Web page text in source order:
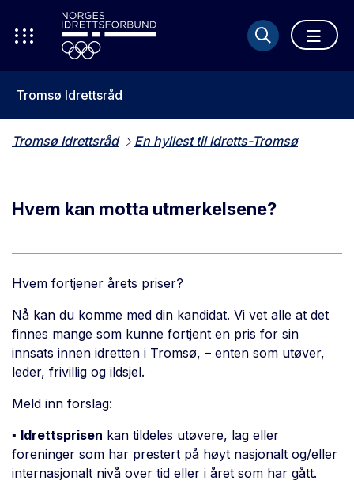
Tromsø Idrettsråd
Tromsø Idrettsråd En hyllest til Idretts-Tromsø
Hvem kan motta utmerkelsene?
Hvem fortjener årets priser?
Nå kan du komme med din kandidat. Vi vet alle at det
finnes mange som kunne fortjent en pris for sin
innsats innen idretten i Tromsø, – enten som utøver,
leder, frivillig og ildsjel.
Meld inn forslag:
▪ Idrettsprisen kan tildeles utøvere, lag eller
foreninger som har prestert på høyt nasjonalt og/eller
internasjonalt nivå over tid eller i året som har gått.